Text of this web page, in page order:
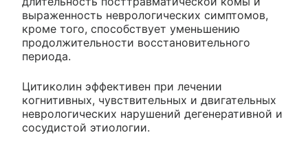
выраженность неврологических симптомов,
кроме того, способствует уменьшению
продолжительности восстановительного
периода.
Цитиколин эффективен при лечении
когнитивных, чувствительных и двигательных
неврологических нарушений дегенеративной и
сосудистой этиологии.